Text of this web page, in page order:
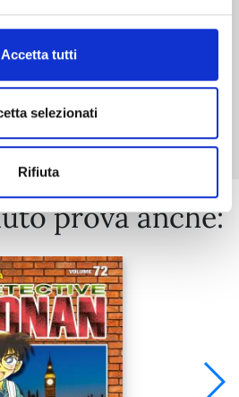
Accetta tutti
selezionati
Rifiuta
Mostra tutto
prova anche: